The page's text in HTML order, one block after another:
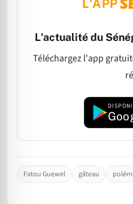
L'APP
L'actualité du
Téléchargez l'app
Fatou Guewel gâteau